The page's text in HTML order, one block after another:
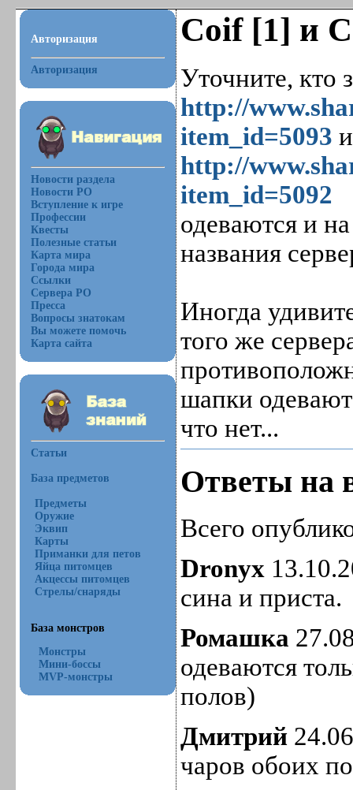
Авторизация
Авторизация
Новости раздела
Новости РО
Вступление к игре
Профессии
Квесты
Полезные статьи
Карта мира
Города мира
Ссылки
Сервера РО
Пресса
Вопросы знатокам
Вы можете помочь
Карта сайта
Статьи
База предметов
Предметы
Оружие
Эквип
Карты
Приманки для петов
Яйца питомцев
Акцессы питомцев
Стрелы/снаряды
База монстров
Монстры
Мини-боссы
MVP-монстры
Coif [1] и
Уточните, кто
http://
item_id=5093 и
http://
item_id=5092
одеваются и
названия
Иногда
того же
шапки
что нет...
Ответы на
Всего
Dronyx
сина и приста.
Ромашка
одеваются
полов)
Дмитрий
чаров обоих